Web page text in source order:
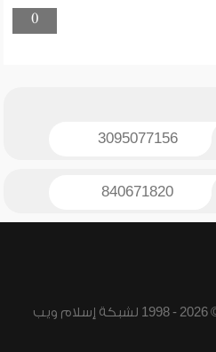
0
3095077156
840671820